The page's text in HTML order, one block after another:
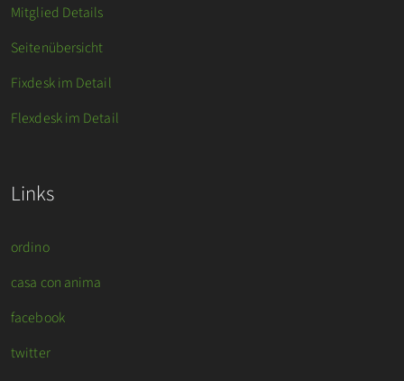
Mitglied Details
Seitenübersicht
Fixdesk im Detail
Flexdesk im Detail
Links
ordino
casa con anima
facebook
twitter